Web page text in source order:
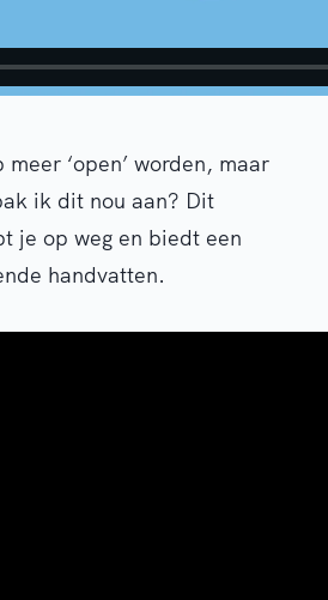
‘open’ worden, maar
ik dit nou aan? Dit
je op weg en biedt een
handvatten.